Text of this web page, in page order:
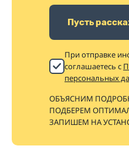
Пусть
При отправке
соглашаетесь с
персональных
ОБЪЯСНИМ
ПОДБЕРЕМ
ЗАПИШЕМ НА